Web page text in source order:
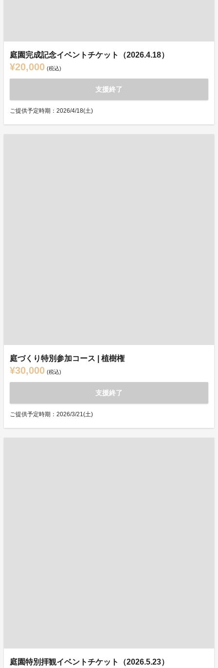
庭園完成記念イベントチケット（2026.4.18）
¥20,000 (税込)
支援終了
ご提供予定時期：2026/4/18(土)
庭づくり特別参加コース | 植樹権
¥30,000 (税込)
支援終了
ご提供予定時期：2026/3/21(土)
庭園特別拝観イベントチケット（2026.5.23）